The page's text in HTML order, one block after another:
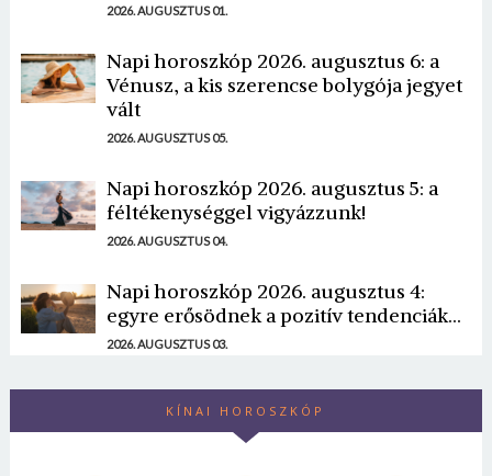
2026. AUGUSZTUS 01.
Napi horoszkóp 2026. augusztus 6: a
Vénusz, a kis szerencse bolygója jegyet
vált
2026. AUGUSZTUS 05.
Napi horoszkóp 2026. augusztus 5: a
féltékenységgel vigyázzunk!
2026. AUGUSZTUS 04.
Napi horoszkóp 2026. augusztus 4:
egyre erősödnek a pozitív tendenciák...
2026. AUGUSZTUS 03.
KÍNAI HOROSZKÓP